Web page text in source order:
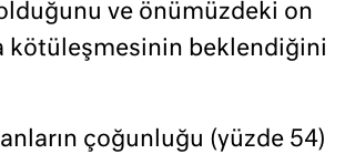
ve önümüzdeki on
kötüleşmesinin beklendiğini
çoğunluğu (yüzde 54)